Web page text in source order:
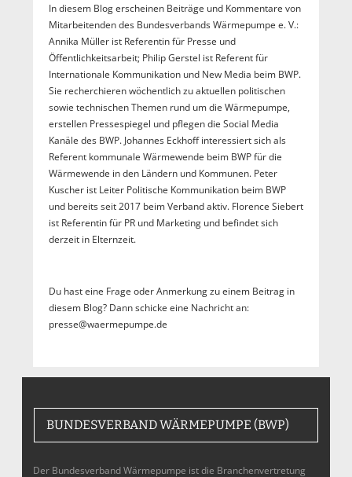
In diesem Blog erscheinen Beiträge und Kommentare von
Mitarbeitenden des Bundesverbands Wärmepumpe e. V.:
Annika Müller ist Referentin für Presse und
Öffentlichkeitsarbeit; Philip Gerstel ist Referent für
Internationale Kommunikation und New Media beim BWP.
Sie recherchieren wöchentlich zu aktuellen politischen
sowie technischen Themen rund um die Wärmepumpe,
erstellen Pressespiegel und pflegen die Social Media
Kanäle des BWP. Johannes Eckhoff interessiert sich als
Referent kommunale Wärmewende beim BWP für die
Wärmewende in den Ländern und Kommunen. Peter
Kuscher ist Leiter Politische Kommunikation beim BWP
und bereits seit 2017 beim Verband aktiv. Florence Siebert
ist Referentin für PR und Marketing und befindet sich
derzeit in Elternzeit.
Du hast eine Frage oder Anmerkung zu einem Beitrag in
diesem Blog? Dann schicke eine Nachricht an:
presse@waermepumpe.de
BUNDESVERBAND WÄRMEPUMPE (BWP)
Der Bundesverband Wärmepumpe ist die Branchenvertretung